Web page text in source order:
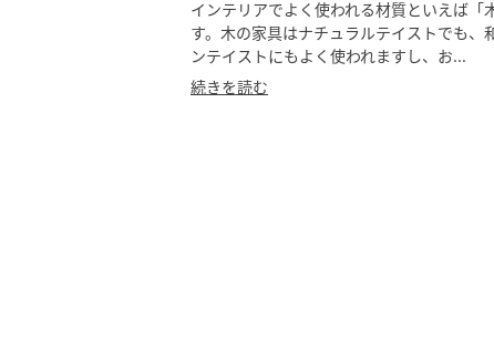
インテリアでよく使われる材質といえば「
す。木の家具はナチュラルテイストでも、
ンテイストにもよく使われますし、お...
続きを読む